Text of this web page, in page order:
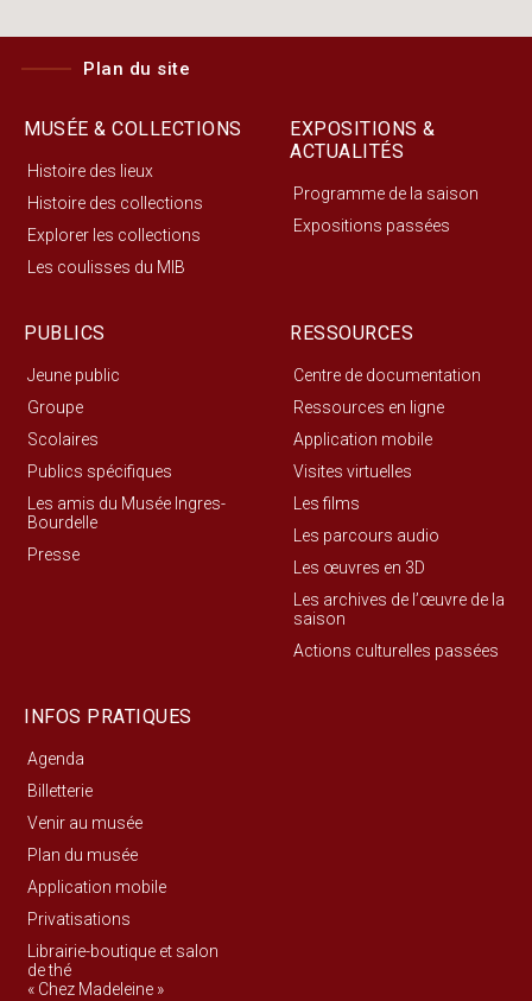
Plan du site
MUSÉE & COLLECTIONS
Histoire des lieux
Histoire des collections
Explorer les collections
Les coulisses du MIB
EXPOSITIONS &
ACTUALITÉS
Programme de la saison
Expositions passées
PUBLICS
Jeune public
Groupe
Scolaires
Publics spécifiques
Les amis du Musée Ingres-
Bourdelle
Presse
RESSOURCES
Centre de documentation
Ressources en ligne
Application mobile
Visites virtuelles
Les films
Les parcours audio
Les œuvres en 3D
Les archives de l’œuvre de la
saison
Actions culturelles passées
INFOS PRATIQUES
Agenda
Billetterie
Venir au musée
Plan du musée
Application mobile
Privatisations
Librairie-boutique et salon
de thé
« Chez Madeleine »